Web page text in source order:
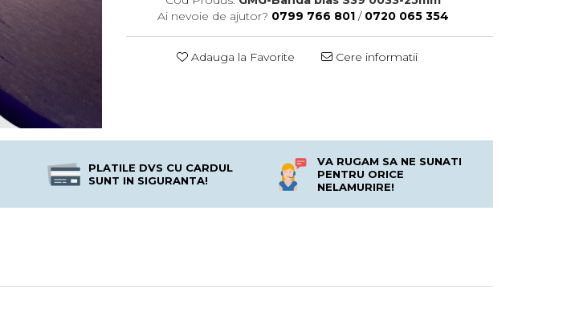
Ai nevoie de ajutor? 0799 766 801 / 0720 065 354
Adauga la Favorite Cere informatii
PLATILE DVS CU CARDUL
SUNT IN SIGURANTA!
VA RUGAM SA NE SUNATI
PENTRU ORICE
NELAMURIRE!